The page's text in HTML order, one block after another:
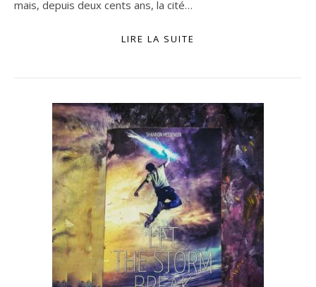
mais, depuis deux cents ans, la cité…
LIRE LA SUITE